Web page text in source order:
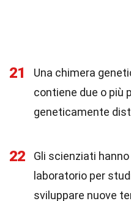
21
Una chimera
contiene due o più
geneticamente
22
Gli scienziati
laboratorio per
sviluppare nuove